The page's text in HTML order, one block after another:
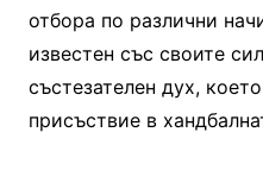
отбора по различни
известен със своите
състезателен дух,
присъствие в